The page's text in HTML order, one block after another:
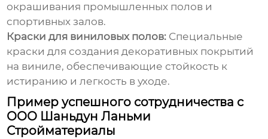
окрашивания промышленных полов и
спортивных залов.
Краски для виниловых полов: Специальные
краски для создания декоративных покрытий
на виниле, обеспечивающие стойкость к
истиранию и легкость в уходе.
Пример успешного сотрудничества с
ООО Шаньдун Ланьми
Стройматериалы